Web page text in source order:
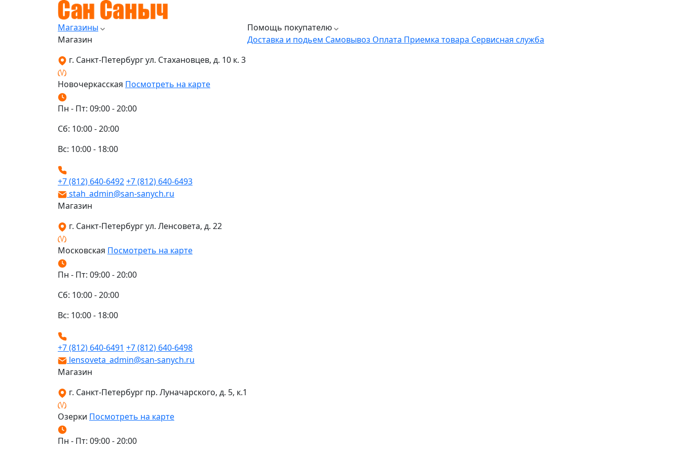
Магазины
Магазин
г. Санкт-Петербург ул. Стахановцев, д. 10 к. 3
Новочеркасская Посмотреть на карте
Пн - Пт: 09:00 - 20:00
Сб: 10:00 - 20:00
Вс: 10:00 - 18:00
+7 (812) 640-6492+7 (812) 640-6493
stah_admin@san-sanych.ru
Магазин
г. Санкт-Петербург ул. Ленсовета, д. 22
Московская Посмотреть на карте
Пн - Пт: 09:00 - 20:00
Сб: 10:00 - 20:00
Вс: 10:00 - 18:00
+7 (812) 640-6491 +7 (812) 640-6498
lensoveta_admin@san-sanych.ru
Магазин
г. Санкт-Петербург пр. Луначарского, д. 5, к.1
Озерки Посмотреть на карте
Пн - Пт: 09:00 - 20:00
Помощь покупателю
Доставка и подьем Самовывоз Оплата Приемка товара Сервисная служба